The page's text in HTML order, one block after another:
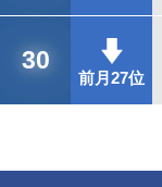
30
前月27位